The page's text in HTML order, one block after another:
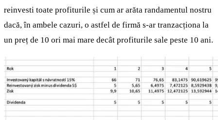
reinvesti toate profiturile și cum ar arăta randamentul nostru
dacă, în ambele cazuri, o astfel de firmă s-ar tranzacționa la
un preț de 10 ori mai mare decât profiturile sale peste 10 ani.